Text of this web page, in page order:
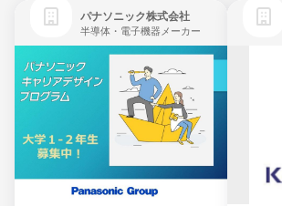
パナソニック株式会社
半導体・電子機器メーカー